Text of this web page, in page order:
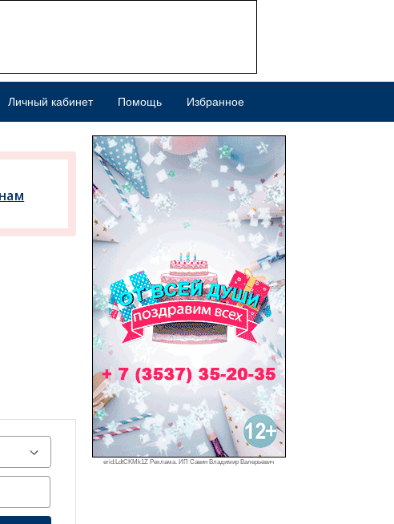
Личный кабинет Помощь Избранное
erid:LdtCKMk1Z Реклама. ИП Савин Владимир Валерьевич